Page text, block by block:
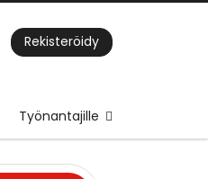
Rekisteröidy
Työnantajille